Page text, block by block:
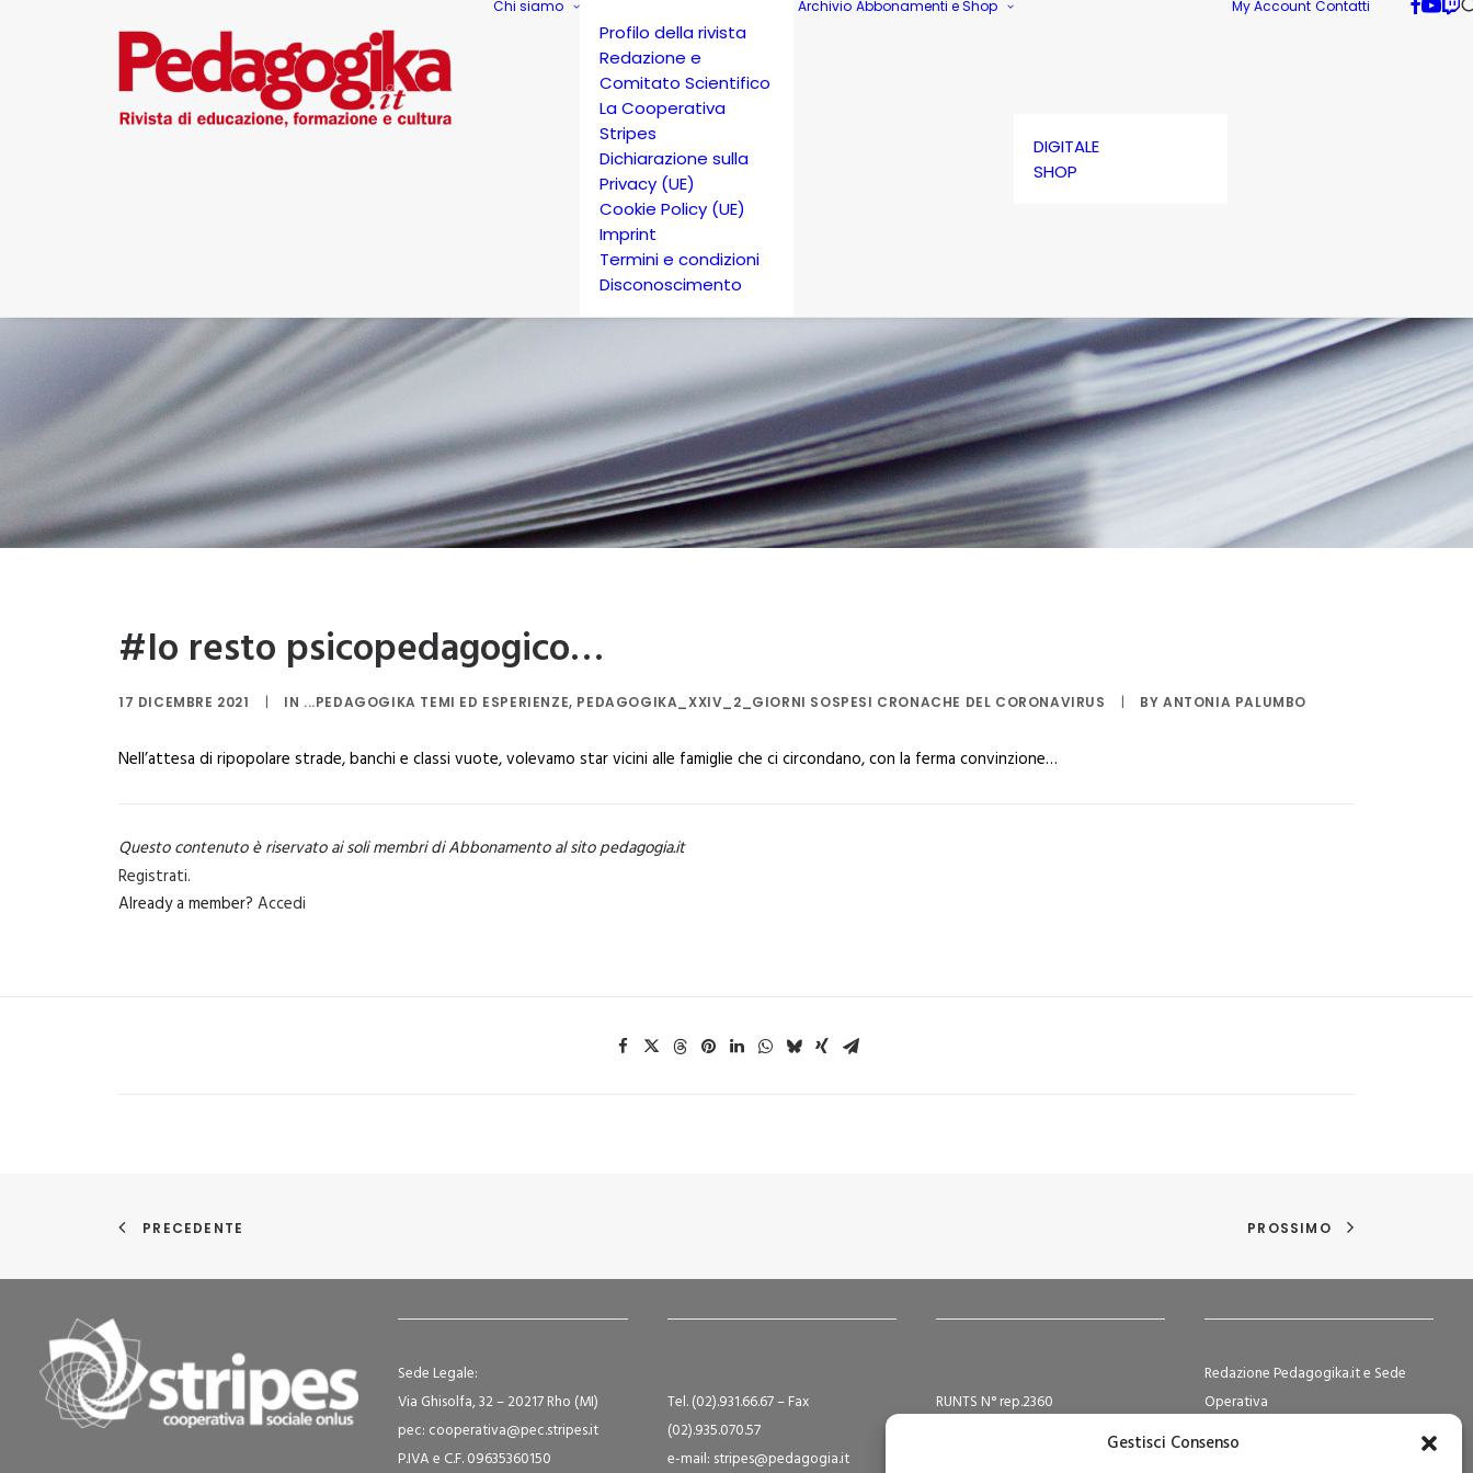
Gestisci Consenso
Chi siamo
Profilo della rivista
Redazione e
Comitato Scientifico
La Cooperativa
Stripes
Dichiarazione sulla
Privacy (UE)
Cookie Policy (UE)
Imprint
Termini e condizioni
Disconoscimento
Archivio Abbonamenti e Shop
DIGITALE
SHOP
My Account Contatti
#Io resto psicopedagogico…
17 DICEMBRE 2021 | IN ...PEDAGOGIKA TEMI ED ESPERIENZE, PEDAGOGIKA_XXIV_2_GIORNI SOSPESI CRONACHE DEL CORONAVIRUS | BYANTONIA PALUMBO
Nell’attesa di ripopolare strade, banchi e classi vuote, volevamo star vicini alle famiglie che ci circondano, con la ferma convinzione…
Questo contenuto è riservato ai soli membri di Abbonamento al sito pedagogia.it
Registrati.
Already a member? Accedi
PRECEDENTE PROSSIMO
Sede Legale:
Via Ghisolfa, 32 – 20217 Rho (MI)
pec: cooperativa@pec.stripes.it
P.IVA e C.F. 09635360150
Tel. (02).931.66.67 – Fax
(02).935.070.57
e-mail: stripes@pedagogia.it
RUNTS N° rep.2360
Albo Società Cooperative N°
Redazione Pedagogika.it e Sede
Operativa
Via San Domenico Savio, 6 – 20017